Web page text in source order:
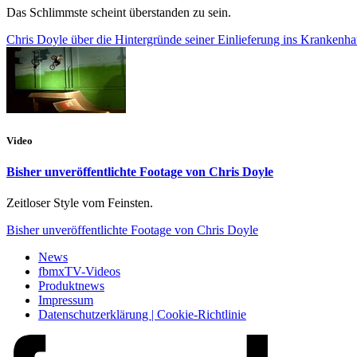
Das Schlimmste scheint überstanden zu sein.
Chris Doyle über die Hintergründe seiner Einlieferung ins
Video
Bisher unveröffentlichte Footage von Chris Doyle
Zeitloser Style vom Feinsten.
Bisher unveröffentlichte Footage von Chris Doyle
News
fbmxTV-Videos
Produktnews
Impressum
Datenschutzerklärung | Cookie-Richtlinie